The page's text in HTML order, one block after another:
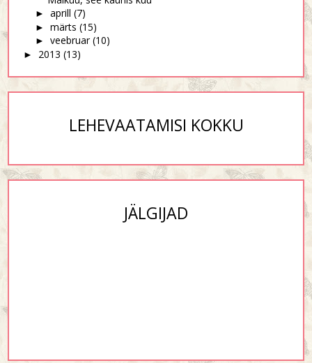
► aprill (7)
► märts (15)
► veebruar (10)
► 2013 (13)
LEHEVAATAMISI KOKKU
JÄLGIJAD